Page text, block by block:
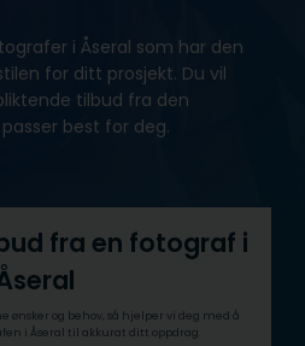
i Åseral som har den
for ditt prosjekt. Du vil
tilbud fra den
best for deg.
fra en fotograf i
ønsker og behov, så hjelper vi deg med å
i Åseral til akkurat ditt oppdrag.